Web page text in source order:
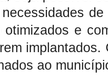
otimizados e
ao